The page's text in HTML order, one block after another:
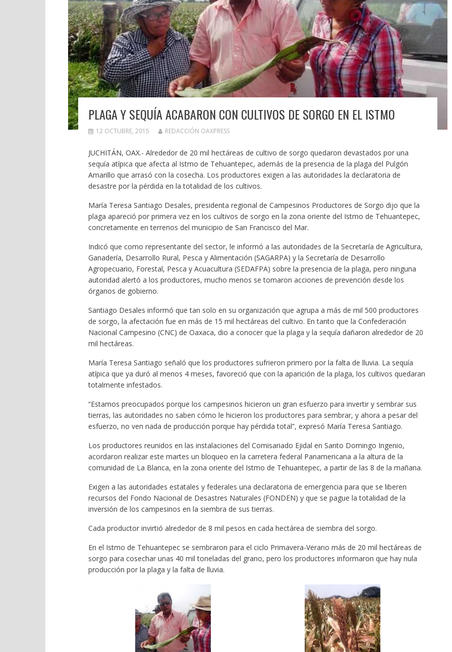
PLAGA Y SEQUÍA ACABARON CON CULTIVOS DE SORGO EN EL ISTMO
12 OCTUBRE, 2015 REDACCIÓN OAXPRESS
JUCHITÁN, OAX.- Alrededor de 20 mil hectáreas de cultivo de sorgo quedaron devastados por una
sequía atípica que afecta al Istmo de Tehuantepec, además de la presencia de la plaga del Pulgón
Amarillo que arrasó con la cosecha. Los productores exigen a las autoridades la declaratoria de
desastre por la pérdida en la totalidad de los cultivos.
María Teresa Santiago Desales, presidenta regional de Campesinos Productores de Sorgo dijo que la
plaga apareció por primera vez en los cultivos de sorgo en la zona oriente del Istmo de Tehuantepec,
concretamente en terrenos del municipio de San Francisco del Mar.
Indicó que como representante del sector, le informó a las autoridades de la Secretaría de Agricultura,
Ganadería, Desarrollo Rural, Pesca y Alimentación (SAGARPA) y la Secretaría de Desarrollo
Agropecuario, Forestal, Pesca y Acuacultura (SEDAFPA) sobre la presencia de la plaga, pero ninguna
autoridad alertó a los productores, mucho menos se tomaron acciones de prevención desde los
órganos de gobierno.
Santiago Desales informó que tan solo en su organización que agrupa a más de mil 500 productores
de sorgo, la afectación fue en más de 15 mil hectáreas del cultivo. En tanto que la Confederación
Nacional Campesino (CNC) de Oaxaca, dio a conocer que la plaga y la sequía dañaron alrededor de 20
mil hectáreas.
María Teresa Santiago señaló que los productores sufrieron primero por la falta de lluvia. La sequía
atípica que ya duró al menos 4 meses, favoreció que con la aparición de la plaga, los cultivos quedaran
totalmente infestados.
“Estamos preocupados porque los campesinos hicieron un gran esfuerzo para invertir y sembrar sus
tierras, las autoridades no saben cómo le hicieron los productores para sembrar, y ahora a pesar del
esfuerzo, no ven nada de producción porque hay pérdida total”, expresó María Teresa Santiago.
Los productores reunidos en las instalaciones del Comisariado Ejidal en Santo Domingo Ingenio,
acordaron realizar este martes un bloqueo en la carretera federal Panamericana a la altura de la
comunidad de La Blanca, en la zona oriente del Istmo de Tehuantepec, a partir de las 8 de la mañana.
Exigen a las autoridades estatales y federales una declaratoria de emergencia para que se liberen
recursos del Fondo Nacional de Desastres Naturales (FONDEN) y que se pague la totalidad de la
inversión de los campesinos en la siembra de sus tierras.
Cada productor invirtió alrededor de 8 mil pesos en cada hectárea de siembra del sorgo.
En el Istmo de Tehuantepec se sembraron para el ciclo Primavera-Verano más de 20 mil hectáreas de
sorgo para cosechar unas 40 mil toneladas del grano, pero los productores informaron que hay nula
producción por la plaga y la falta de lluvia.